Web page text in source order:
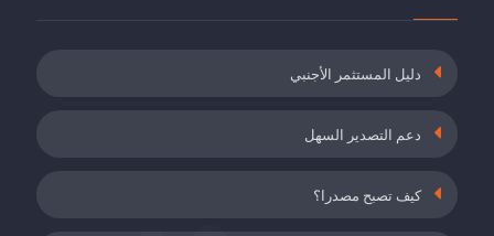
التدريب أثناء العمل
للغاية
دليل المستثمر الأجنبي
دعم التصدير السهل
كيف تصبح مصدرا؟